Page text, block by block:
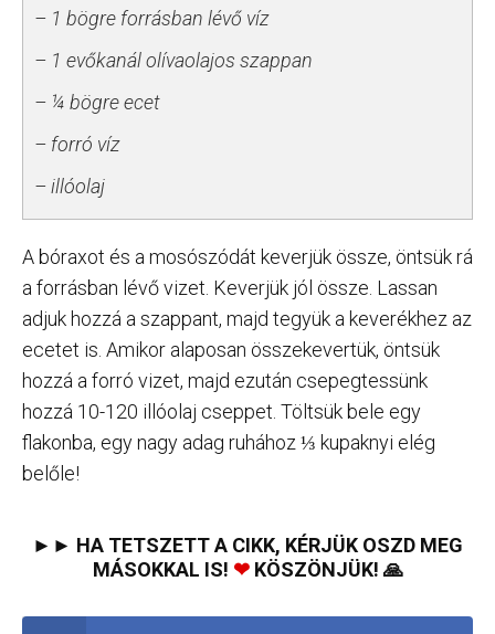
– 1 bögre forrásban lévő víz
– 1 evőkanál olívaolajos szappan
– ¼ bögre ecet
– forró víz
– illóolaj
A bóraxot és a mosószódát keverjük össze, öntsük rá
a forrásban lévő vizet. Keverjük jól össze. Lassan
adjuk hozzá a szappant, majd tegyük a keverékhez az
ecetet is. Amikor alaposan összekevertük, öntsük
hozzá a forró vizet, majd ezután csepegtessünk
hozzá 10-120 illóolaj cseppet. Töltsük bele egy
flakonba, egy nagy adag ruhához ⅓ kupaknyi elég
belőle!
►► HA TETSZETT A CIKK, KÉRJÜK OSZD MEG
MÁSOKKAL IS! ❤KÖSZÖNJÜK! 🙏